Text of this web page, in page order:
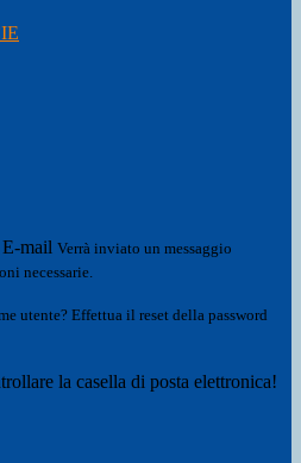
E-mail Verrà inviato un messaggio
necessarie.
utente? Effettua il reset della password
la casella di posta elettronica!